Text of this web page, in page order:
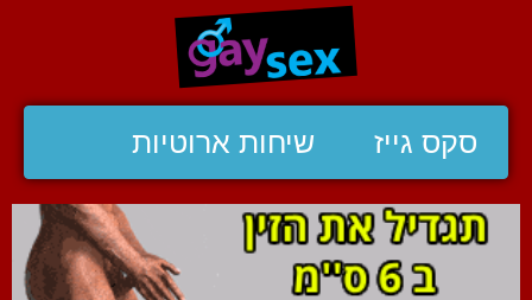
סקס גייז שיחות ארוטיות